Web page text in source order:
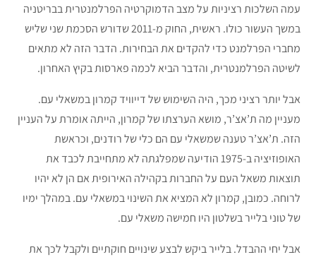
עמה השלכות רציניות על מצב הדמוקרטיה הפרלמנטרית בבריטניה
במשך העשור כולו. ראשית, החוק מ-2011 שדורש הסכמת שני שליש
מחברי הפרלמנט כדי להקדים את הבחירות. הדבר הזה לא מתאים
לשיטה הפרלמנטרית, והדבר הביא לכמה פארסות בקיץ האחרון.
אבל יותר רציני מכך, היה השימוש של דייוויד קמרון במשאלי עם.
מעניין מה ת’אצ’ר, מושא הערצתו של קמרון, הייתה אומרת על העניין
הזה. ת’אצ’ר טענה שמשאלי עם הם כלי של רודנים, וכראשת
האופוזיציה ב-1975 הודיעה שמפלגתה לא מתחייבת לכבד את
תוצאות משאל העם על החברות בקהילה האירופית אם הן לא יהיו
לרוחה. כמובן, קמרון לא המציא את השינוי במשאלי עם. במהלך ימיו
של טוני בלייר בשלטון היו חמישה משאלי עם.
אבל יחי ההבדל. בלייר ביקש לבצע שינויים חוקתיים ולקבל לכך את